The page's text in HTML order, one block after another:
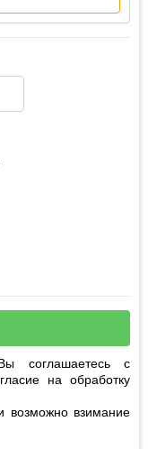
соглашаетесь с
на обработку
возможно взимание